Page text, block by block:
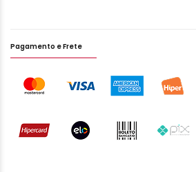
Pagamento e Frete